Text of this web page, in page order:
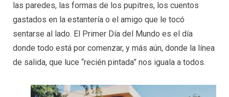
las paredes, las formas de los pupitres, los cuentos
gastados en la estantería o el amigo que le tocó
sentarse al lado. El Primer Día del Mundo es el día
donde todo está por comenzar, y más aún, donde la línea
de salida, que luce “recién pintada” nos iguala a todos.